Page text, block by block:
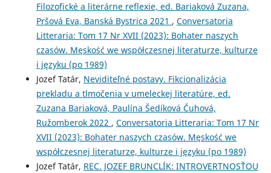
Filozofické a literárne reflexie, ed. Bariaková Zuzana,
Pršová Eva, Banská Bystrica 2021 , Conversatoria
Litteraria: Tom 17 Nr XVII (2023): Bohater naszych
czasów. Męskość we współczesnej literaturze, kulturze
i języku (po 1989)
Jozef Tatár, Neviditeľné postavy. Fikcionalizácia
prekladu a tlmočenia v umeleckej literatúre, ed.
Zuzana Bariaková, Paulína Šedíková Čuhová,
Ružomberok 2022 , Conversatoria Litteraria: Tom 17 Nr
XVII (2023): Bohater naszych czasów. Męskość we
współczesnej literaturze, kulturze i języku (po 1989)
Jozef Tatár, REC. JOZEF BRUNCLÍK: INTROVERTNOSŤOU